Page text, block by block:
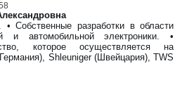
Собственные разработки в области
и автомобильной электроники. •
которое осуществляется на
Shleuniger (Швейцария), TWS